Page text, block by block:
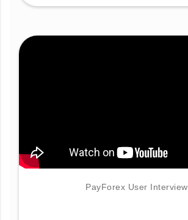
PayForex User Interview